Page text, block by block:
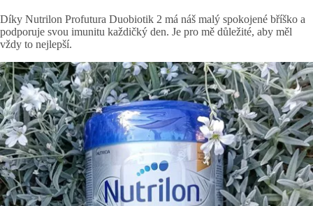
Díky Nutrilon Profutura Duobiotik 2 má náš malý spokojené bříško a
podporuje svou imunitu každičký den. Je pro mě důležité, aby měl
vždy to nejlepší.